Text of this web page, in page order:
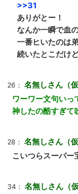
>>31
ありがとー！
なんか一瞬で血
一番ヒいたのは
続いたとこだけ
26： 名無しさん（仮
ワーワー文句いっ
神したの酷すぎて
28： 名無しさん（仮
こいつらスーパ
34： 名無しさん（仮